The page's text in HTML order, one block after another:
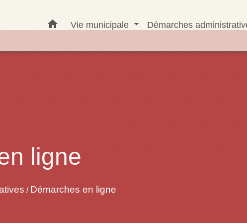
home Vie municipale Démarches
ligne
/ Démarches en ligne